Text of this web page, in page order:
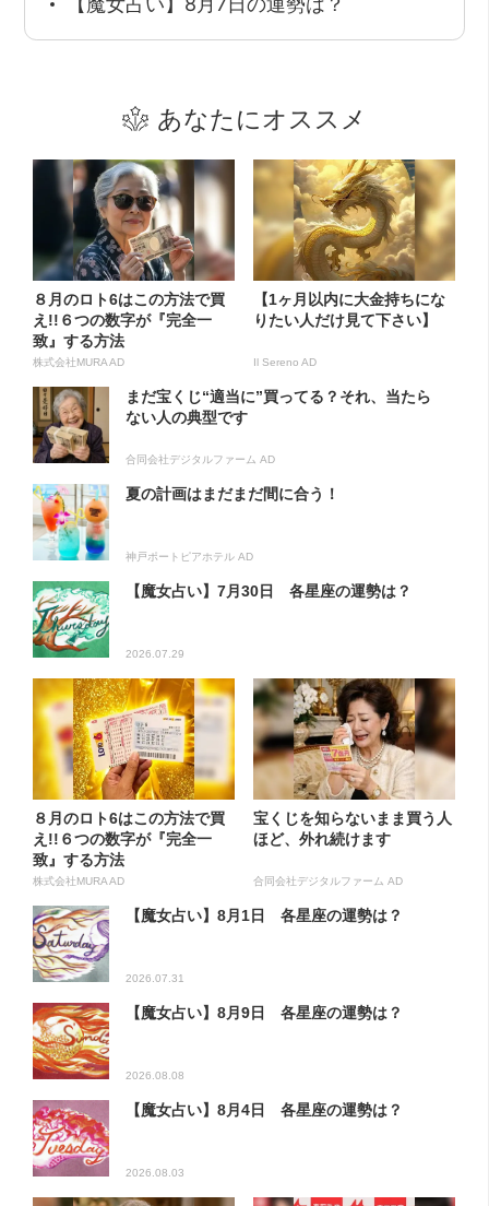
あなたにオススメ
８月のロト6はこの方法で買
え!!６つの数字が『完全一
致』する方法
株式会社MURA AD
【1ヶ月以内に大金持ちにな
りたい人だけ見て下さい】
Il Sereno AD
まだ宝くじ“適当に”買ってる？それ、当たら
ない人の典型です
合同会社デジタルファーム AD
夏の計画はまだまだ間に合う！
神戸ポートピアホテル AD
【魔女占い】7月30日 各星座の運勢は？
2026.07.29
８月のロト6はこの方法で買
え!!６つの数字が『完全一
致』する方法
株式会社MURA AD
宝くじを知らないまま買う人
ほど、外れ続けます
合同会社デジタルファーム AD
【魔女占い】8月1日 各星座の運勢は？
2026.07.31
【魔女占い】8月9日 各星座の運勢は？
2026.08.08
【魔女占い】8月4日 各星座の運勢は？
2026.08.03